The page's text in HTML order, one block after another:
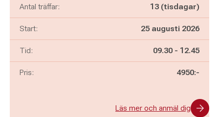
Antal träffar: 13 (tisdagar)
Start: 25 augusti 2026
Tid: Pågår mellan
09.30 - och
12.45
Pris: 4950:-
Läs mer och anmäl dig